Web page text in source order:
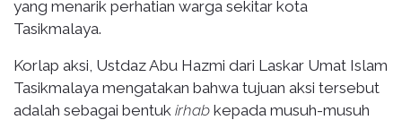
yang menarik perhatian warga sekitar kota
Tasikmalaya.
Korlap aksi, Ustdaz Abu Hazmi dari Laskar Umat Islam
Tasikmalaya mengatakan bahwa tujuan aksi tersebut
adalah sebagai bentuk irhab kepada musuh-musuh